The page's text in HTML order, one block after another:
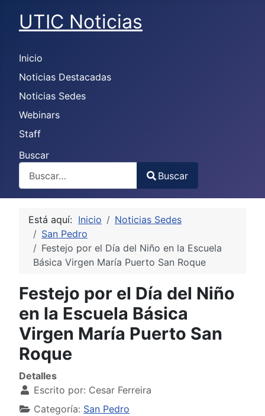
UTIC Noticias
Inicio
Noticias Destacadas
Noticias Sedes
Webinars
Staff
Buscar
Type 2 or more characters for results.
Buscar
Está aquí: Inicio
Noticias Sedes
San Pedro
Festejo por el Día del Niño en la Escuela
Básica Virgen María Puerto San Roque
Festejo por el Día del Niño
en la Escuela Básica
Virgen María Puerto San
Roque
Detalles
Escrito por: Cesar Ferreira
Categoría: San Pedro